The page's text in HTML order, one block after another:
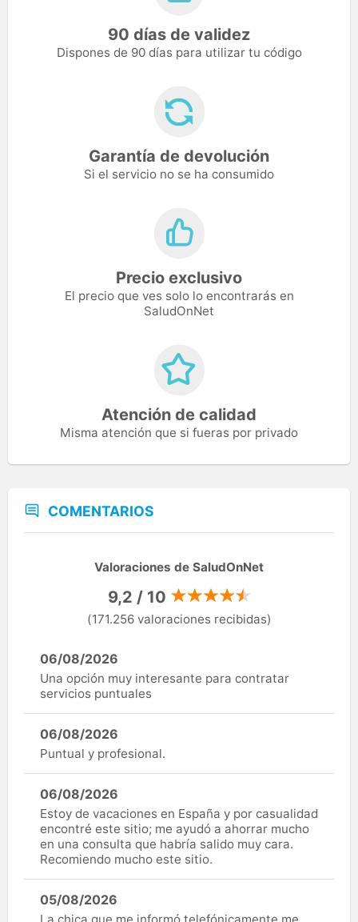
90 días de validez
Dispones de 90 días para utilizar tu código
Garantía de devolución
Si el servicio no se ha consumido
Precio exclusivo
El precio que ves solo lo encontrarás en
SaludOnNet
Atención de calidad
Misma atención que si fueras por privado
COMENTARIOS
Valoraciones de SaludOnNet
9,2 / 10
(171.256 valoraciones recibidas)
06/08/2026
Una opción muy interesante para contratar
servicios puntuales
06/08/2026
Puntual y profesional.
06/08/2026
Estoy de vacaciones en España y por casualidad
encontré este sitio; me ayudó a ahorrar mucho
en una consulta que habría salido muy cara.
Recomiendo mucho este sitio.
05/08/2026